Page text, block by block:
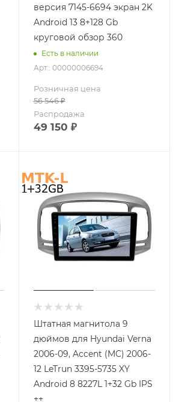
версия 7145-6694 экран 2K
Android 13 8+128 Gb
круговой обзор 360
Есть в наличии
Арт.: 00000006694
Розничная цена
56 546₽
Распродажа
49 150 ₽
Штатная магнитола 9
дюймов для Hyundai Verna
2006-09, Accent (MC) 2006-
12 LeTrun 3395-5735 XY
Android 8 8227L 1+32 Gb IPS
++